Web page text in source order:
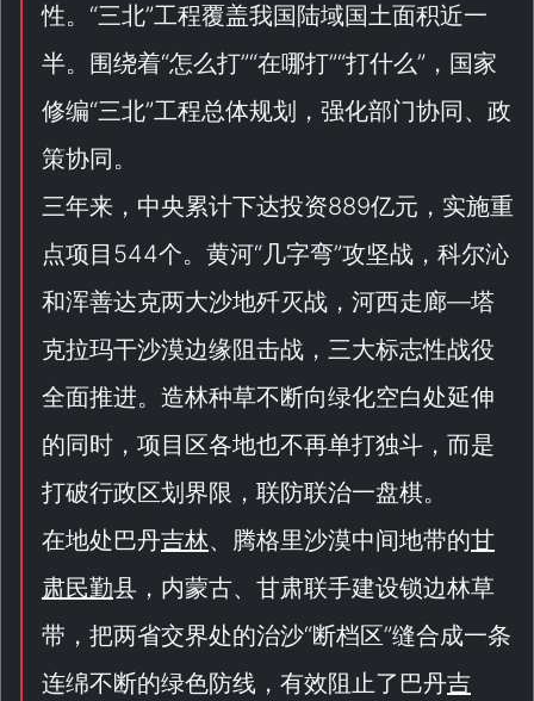
性。“三北”工程覆盖我国陆域国土面积近一
半。围绕着“怎么打”“在哪打”“打什么”，国家
修编“三北”工程总体规划，强化部门协同、政
策协同。
三年来，中央累计下达投资889亿元，实施重
点项目544个。黄河“几字弯”攻坚战，科尔沁
和浑善达克两大沙地歼灭战，河西走廊—塔
克拉玛干沙漠边缘阻击战，三大标志性战役
全面推进。造林种草不断向绿化空白处延伸
的同时，项目区各地也不再单打独斗，而是
打破行政区划界限，联防联治一盘棋。
在地处巴丹吉林、腾格里沙漠中间地带的甘
肃民勤县，内蒙古、甘肃联手建设锁边林草
带，把两省交界处的治沙“断档区”缝合成一条
连绵不断的绿色防线，有效阻止了巴丹吉